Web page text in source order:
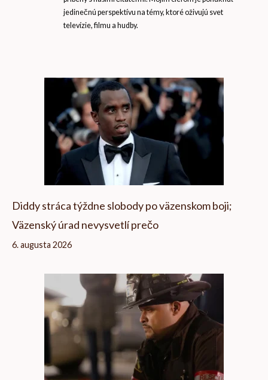
jedinečnú perspektívu na témy, ktoré oživujú svet
televízie, filmu a hudby.
Diddy stráca týždne slobody po väzenskom boji;
Väzenský úrad nevysvetlí prečo
6. augusta 2026